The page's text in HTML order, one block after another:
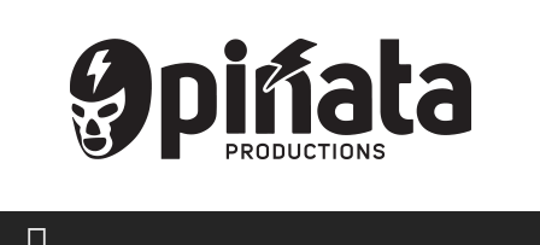
Menú Principal
PORTADA
CONCIERTOS